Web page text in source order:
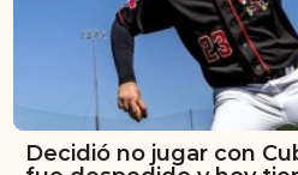
Decidió no jugar con